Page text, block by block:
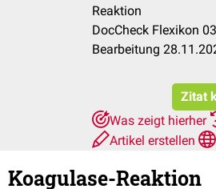
Reaktion
DocCheck Flexikon
Bearbeitung
Zitat
Was zeigt hierher
Artikel erstellen
Koagulase-Reaktion